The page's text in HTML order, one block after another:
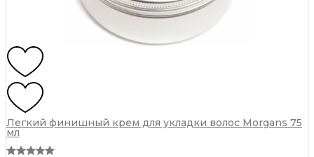
Легкий финишный крем для укладки волос Morgans 75
мл